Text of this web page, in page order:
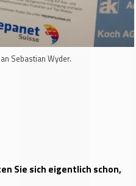
Sebastian Wyder.
Sie sich eigentlich schon,